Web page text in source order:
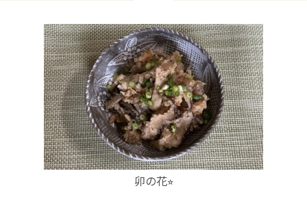
卯の花⭐︎
妊婦健診
お産について
親と子の結びつき支援
母乳育児